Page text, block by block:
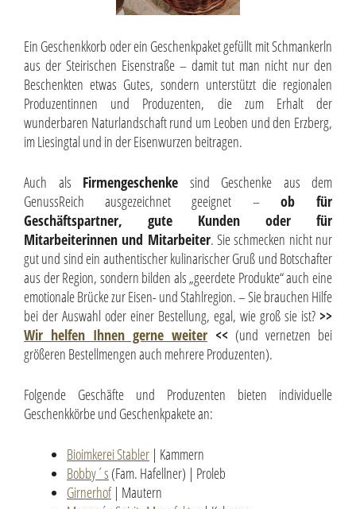
Ein Geschenkkorb oder ein Geschenkpaket gefüllt mit Schmankerln
aus der Steirischen Eisenstraße – damit tut man nicht nur den
Beschenkten etwas Gutes, sondern unterstützt die regionalen
Produzentinnen und Produzenten, die zum Erhalt der
wunderbaren Naturlandschaft rund um Leoben und den Erzberg,
im Liesingtal und in der Eisenwurzen beitragen.
Auch als Firmengeschenke sind Geschenke aus dem
GenussReich ausgezeichnet geeignet – ob für
Geschäftspartner, gute Kunden oder für
Mitarbeiterinnen und Mitarbeiter. Sie schmecken nicht nur
gut und sind ein authentischer kulinarischer Gruß und Botschafter
aus der Region, sondern bilden als „geerdete Produkte“ auch eine
emotionale Brücke zur Eisen- und Stahlregion. – Sie brauchen Hilfe
bei der Auswahl oder einer Bestellung, egal, wie groß sie ist? >>
Wir helfen Ihnen gerne weiter << (und vernetzen bei
größeren Bestellmengen auch mehrere Produzenten).
Folgende Geschäfte und Produzenten bieten individuelle
Geschenkkörbe und Geschenkpakete an:
Bioimkerei Stabler | Kammern
Bobby´s (Fam. Hafellner) | Proleb
Girnerhof| Mautern